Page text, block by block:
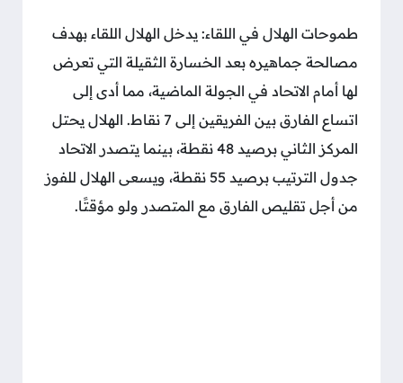
طموحات الهلال في اللقاء: يدخل الهلال اللقاء بهدف
مصالحة جماهيره بعد الخسارة الثقيلة التي تعرض
لها أمام الاتحاد في الجولة الماضية، مما أدى إلى
اتساع الفارق بين الفريقين إلى 7 نقاط. الهلال يحتل
المركز الثاني برصيد 48 نقطة، بينما يتصدر الاتحاد
جدول الترتيب برصيد 55 نقطة، ويسعى الهلال للفوز
من أجل تقليص الفارق مع المتصدر ولو مؤقتًا.